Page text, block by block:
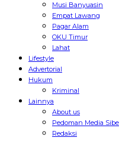
Musi Banyuasin
Empat Lawang
Pagar Alam
OKU Timur
Lahat
Lifestyle
Advertorial
Hukum
Kriminal
Lainnya
About us
Pedoman Media
Redaksi